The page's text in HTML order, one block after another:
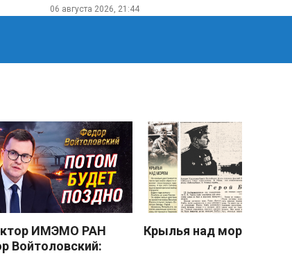
06 августа 2026, 21:44
ИМЭМО РАН
Войтоловский:
Крылья над морем